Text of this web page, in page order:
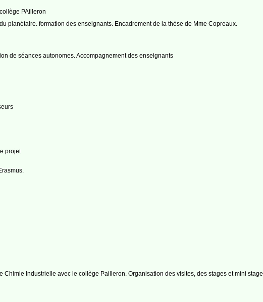
PAilleron
planétaire. formation des enseignants. Encadrement de la thèse de Mme Copreaux.
de séances autonomes. Accompagnement des enseignants
projet
Chimie Industrielle avec le collège Pailleron. Organisation des visites, des stages et mini